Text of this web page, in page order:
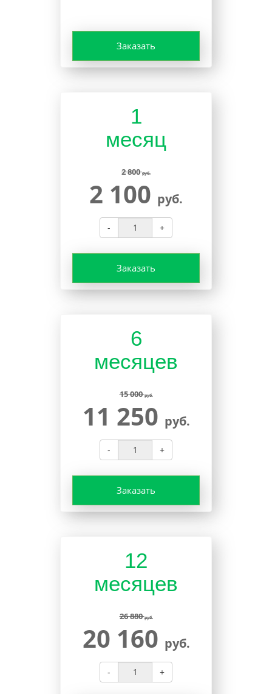
Заказать
1
месяц
2 800руб.
2 100 руб.
- +
Заказать
6
месяцев
15 000руб.
11 250 руб.
- +
Заказать
12
месяцев
26 880руб.
20 160 руб.
- +